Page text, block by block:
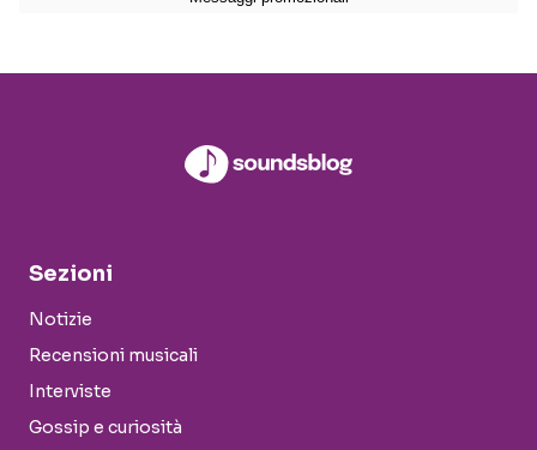
Sezioni
Notizie
Recensioni musicali
Interviste
Gossip e curiosità